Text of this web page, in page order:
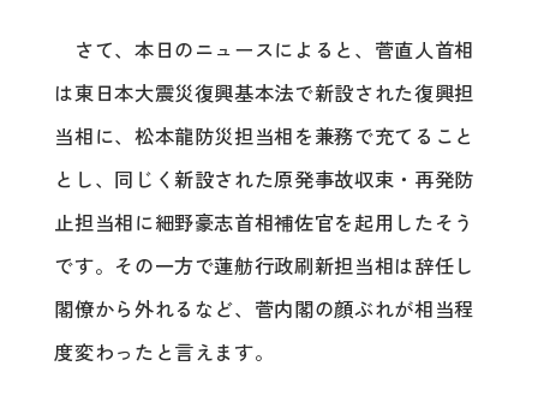
さて、本日のニュースによると、菅直人首相
は東日本大震災復興基本法で新設された復興担
当相に、松本龍防災担当相を兼務で充てること
とし、同じく新設された原発事故収束・再発防
止担当相に細野豪志首相補佐官を起用したそう
です。その一方で蓮舫行政刷新担当相は辞任し
閣僚から外れるなど、菅内閣の顔ぶれが相当程
度変わったと言えます。